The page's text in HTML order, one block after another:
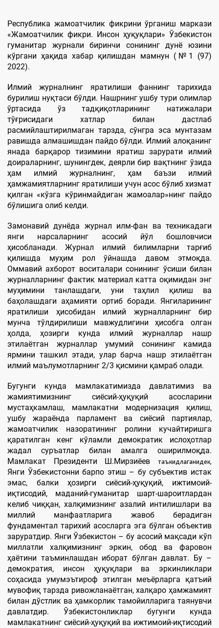
Республика жамоатчилик фикрини ўрганиш маркази
«Жамоатчилик фикри. Инсон ҳуқуқлари» Ўзбекистон
гуманитар журнали биринчи сонининг дунё юзини
кўргани ҳақида хабар қилишдан мамнун (№1 (97)
2022).
Илмий журналнинг яратилиши фаннинг тарихида
бурилиш нуқтаси бўлди. Нашрнинг ушбу тури олимлар
ўртасида ўз тадқиқотларининг натижалари
тўғрисидаги хатлар билан дастлаб
расмийлаштирилмаган тарзда, сўнгра эса мунтазам
равишда алмашишдан пайдо бўлди. Илмий алоқанинг
янада барқарор тизимини яратиш зарурати илмий
доираларнинг, шунингдек, деярли бир вақтнинг ўзида
ҳам илмий журналнинг, ҳам баъзи илмий
ҳамжамиятларнинг яратилиши учун асос бўлиб хизмат
қилган «кўзга кўринмайдиган жамоалар»нинг пайдо
бўлишига олиб келди.
Замонавий дунёда журнал илм-фан ва техникадаги
янги нарсаларнинг асосий йўл бошловчиси
ҳисобланади. Журнал илмий билимларни тарғиб
қилишда муҳим рол ўйнашда давом этмоқда.
Оммавий ахборот воситалари сонининг ўсиши билан
журналларнинг фактик материал катта оқимидан энг
муҳимини танлашдаги, уни таҳлил қилиш ва
баҳолашдаги аҳамияти ортиб боради. Янгиларининг
яратилиши ҳисобидан илмий журналларнинг бир
мунча тўлдирилиши мавжудлигини ҳисобга олган
ҳолда, ҳозирги кунда илмий журналлар нашр
этилаётган журналлар умумий сонининг камида
ярмини ташкил этади, улар барча нашр этилаётган
илмий маълумотларнинг 2/3 қисмини қамраб олади.
Бугунги кунда мамлакатимизда давлатимиз ва
жамиятимизнинг сиёсий-ҳуқуқий асосларини
мустаҳкамлаш, мамлакатни модернизация қилиш,
ушбу жараёнда парламент ва сиёсий партиялар,
жамоатчилик назоратининг ролини кучайтиришга
қаратилган кенг кўламли демократик ислоҳотлар
жадал суръатлар билан амалга оширилмоқда.
Мамлакат Президенти Ш.Мирзиёев таъкидлаганидек,
Янги Ўзбекистонни барпо этиш – бу субъектив истак
эмас, балки ҳозирги сиёсий-ҳуқуқий, ижтимоий-
иқтисодий, маданий-гуманитар шарт-шароитлардан
келиб чиққан, халқимизнинг азалий интилишлари ва
миллий манфаатларига жавоб берадиган
фундаментал тарихий асосларга эга бўлган объектив
заруратдир. Янги Ўзбекистон – бу асосий мақсади кўп
миллатли халқимизнинг эркин, обод ва фаровон
ҳаётини таъминлашдан иборат бўлган давлат. Бу –
демократия, инсон ҳуқуқлари ва эркинликлари
соҳасида умумэътироф этилган меъёрларга қатъий
мувофиқ тарзда ривожланаётган, халқаро ҳамжамият
билан дўстлик ва ҳамкорлик тамойилларига таянувчи
давлатдир. Ўзбекистонликлар бугунги кунда
мамлакатнинг сиёсий-ҳуқуқий ва ижтимоий-иқтисодий